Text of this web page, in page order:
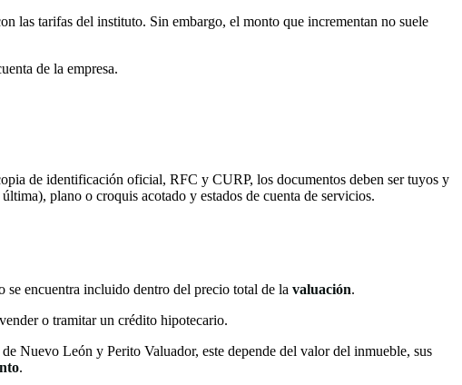
las tarifas del instituto. Sin embargo, el monto que incrementan no suele
de la empresa.
de identificación oficial, RFC y CURP, los documentos deben ser tuyos y
plano o croquis acotado y estados de cuenta de servicios.
se encuentra incluido dentro del precio total de la valuación.
o tramitar un crédito hipotecario.
Nuevo León y Perito Valuador, este depende del valor del inmueble, sus
.